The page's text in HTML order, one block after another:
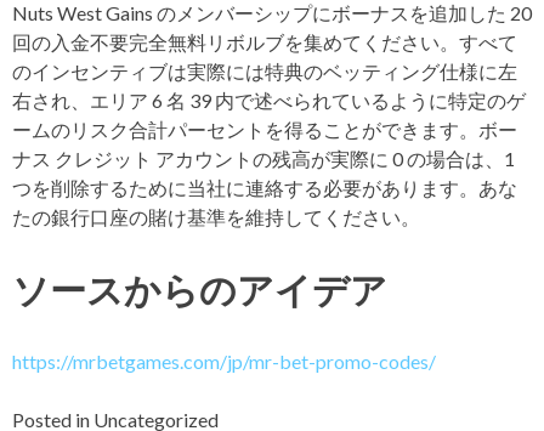
Nuts West Gains のメンバーシップにボーナスを追加した 20
回の入金不要完全無料リボルブを集めてください。すべて
のインセンティブは実際には特典のベッティング仕様に左
右され、エリア 6 名 39 内で述べられているように特定のゲ
ームのリスク合計パーセントを得ることができます。ボー
ナス クレジット アカウントの残高が実際に 0 の場合は、1
つを削除するために当社に連絡する必要があります。あな
たの銀行口座の賭け基準を維持してください。
ソースからのアイデア
https://mrbetgames.com/jp/mr-bet-promo-codes/
Posted in Uncategorized